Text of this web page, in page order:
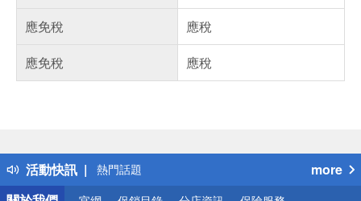
應免稅
應稅
應免稅
應稅
活動快訊
得獎公告
熱門話題
銀行優惠
more